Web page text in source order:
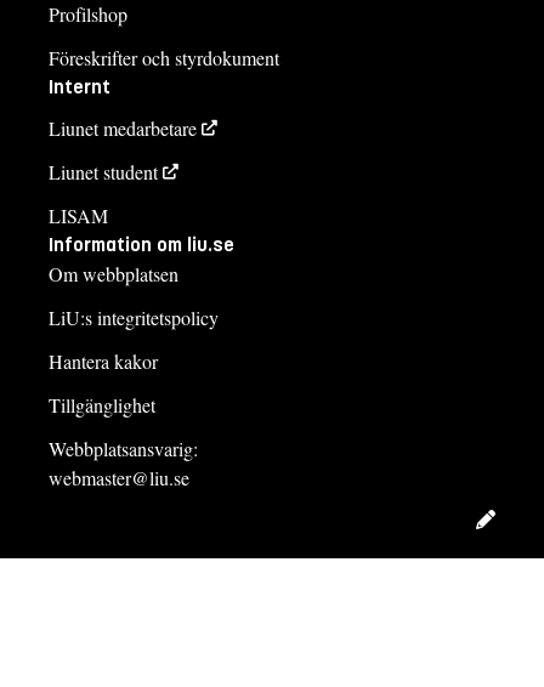
Profilshop
Föreskrifter och styrdokument
Internt
Liunet medarbetare
Liunet student
LISAM
Information om liu.se
Om webbplatsen
LiU:s integritetspolicy
Hantera kakor
Tillgänglighet
Webbplatsansvarig:
webmaster@liu.se